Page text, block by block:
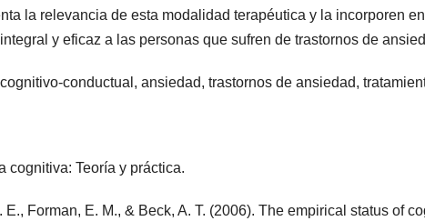
la relevancia de esta modalidad terapéutica y la incorporen
y eficaz a las personas que sufren de trastornos de
conductual, ansiedad, trastornos de ansiedad,
cognitiva: Teoría y práctica.
E., Forman, E. M., & Beck, A. T. (2006). The empirical status of